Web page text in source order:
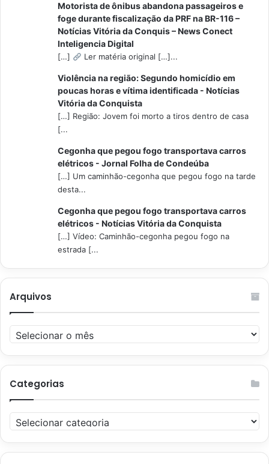
Motorista de ônibus abandona passageiros e
foge durante fiscalização da PRF na BR-116 –
Notícias Vitória da Conquis – News Conect
Inteligencia Digital
[…] Ler matéria original […]...
Violência na região: Segundo homicídio em
poucas horas e vítima identificada - Notícias
Vitória da Conquista
[…] Região: Jovem foi morto a tiros dentro de casa
[...
Cegonha que pegou fogo transportava carros
elétricos - Jornal Folha de Condeúba
[…] Um caminhão-cegonha que pegou fogo na tarde
desta...
Cegonha que pegou fogo transportava carros
elétricos - Notícias Vitória da Conquista
[…] Vídeo: Caminhão-cegonha pegou fogo na
estrada [...
Arquivos
Arquivos
Categorias
Categorias